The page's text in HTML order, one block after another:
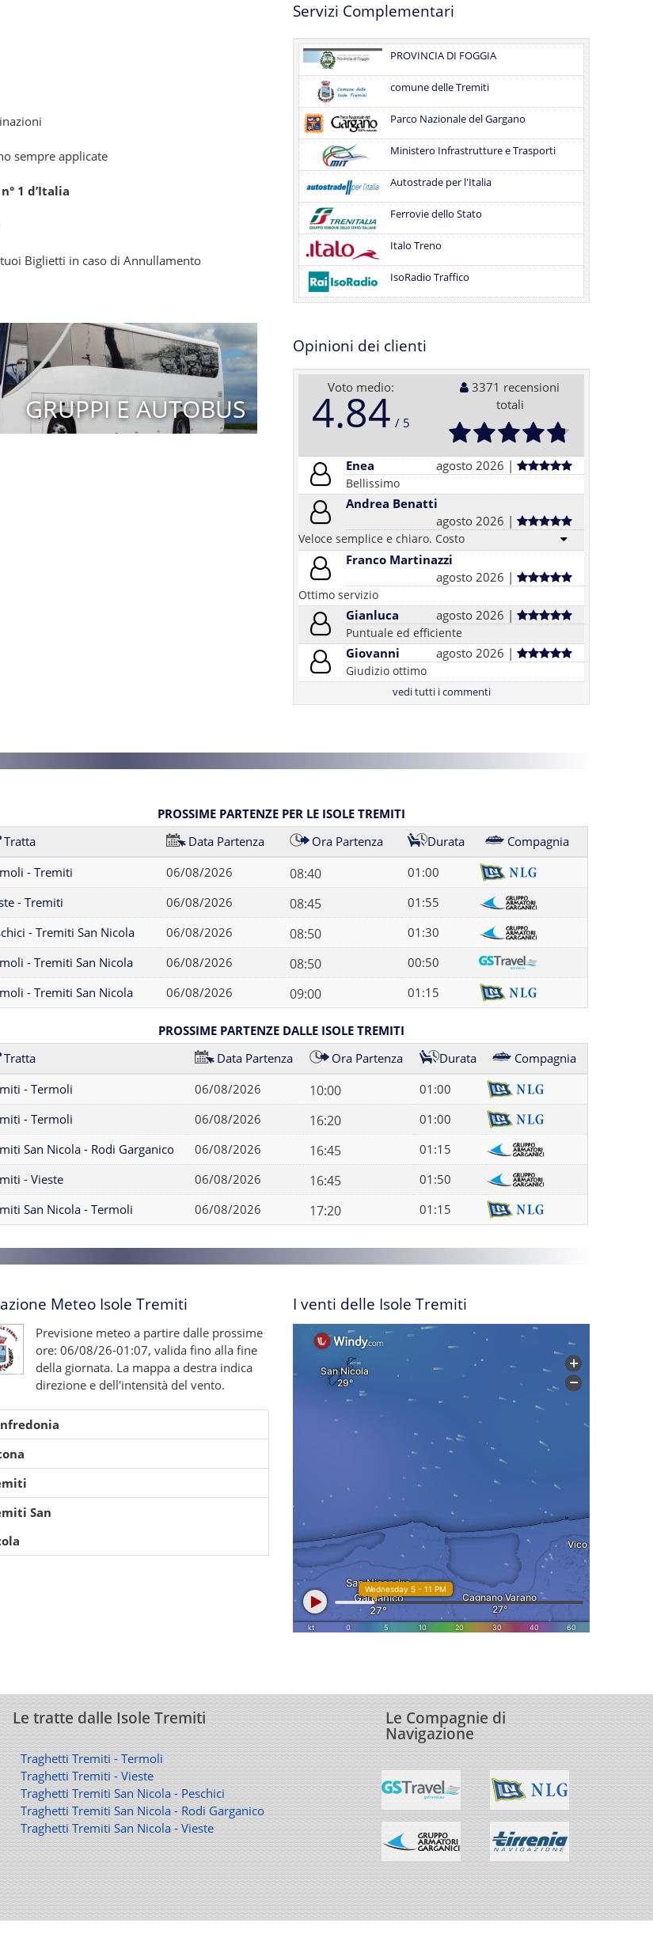
sempre applicate
1 d’Italia
Biglietti in caso di Annullamento
GRUPPI E AUTOBUS
Servizi Complementari
PROVINCIA DI FOGGIA
comune delle Tremiti
Parco Nazionale del Gargano
Ministero Infrastrutture e Trasporti
Autostrade per l'Italia
Ferrovie dello Stato
Italo Treno
IsoRadio Traffico
Opinioni dei clienti
Voto medio:
4.84
3371 recensioni
totali
Enea agosto 2026 |
Bellissimo
Andrea Benatti
agosto 2026 |
Veloce semplice e chiaro. Costo
Franco Martinazzi
agosto 2026 |
Ottimo servizio
Gianluca agosto 2026 |
Puntuale ed efficiente
Giovanni agosto 2026 |
Giudizio ottimo
vedi tutti i commenti
PROSSIME PARTENZE PER LE ISOLE TREMITI
Tratta
Data Partenza Ora Partenza Durata
Compagnia
- Tremiti
06/08/2026 08:40
01:00
- Tremiti
06/08/2026 08:45
01:55
- Tremiti San Nicola
06/08/2026 08:50
01:30
- Tremiti San Nicola
06/08/2026 08:50
00:50
- Tremiti San Nicola
06/08/2026 09:00 01:15
PROSSIME PARTENZE DALLE ISOLE TREMITI
Tratta
Data Partenza Ora Partenza Durata
Compagnia
- Termoli
06/08/2026 10:00
01:00
- Termoli
06/08/2026 16:20
01:00
San Nicola - Rodi Garganico
06/08/2026 16:45
01:15
- Vieste
06/08/2026 16:45
01:50
San Nicola - Termoli
06/08/2026 17:20 01:15
Meteo Isole Tremiti
Previsione meteo a partire dalle prossime
ore: 06/08/26-01:07, valida fino alla fine
della giornata. La mappa a destra indica
direzione e dell'intensità del vento.
San
I venti delle Isole Tremiti
Le tratte dalle Isole Tremiti
Traghetti Tremiti - Termoli
Traghetti Tremiti - Vieste
Traghetti Tremiti San Nicola - Peschici
Traghetti Tremiti San Nicola - Rodi Garganico
Traghetti Tremiti San Nicola - Vieste
Le Compagnie di
Navigazione